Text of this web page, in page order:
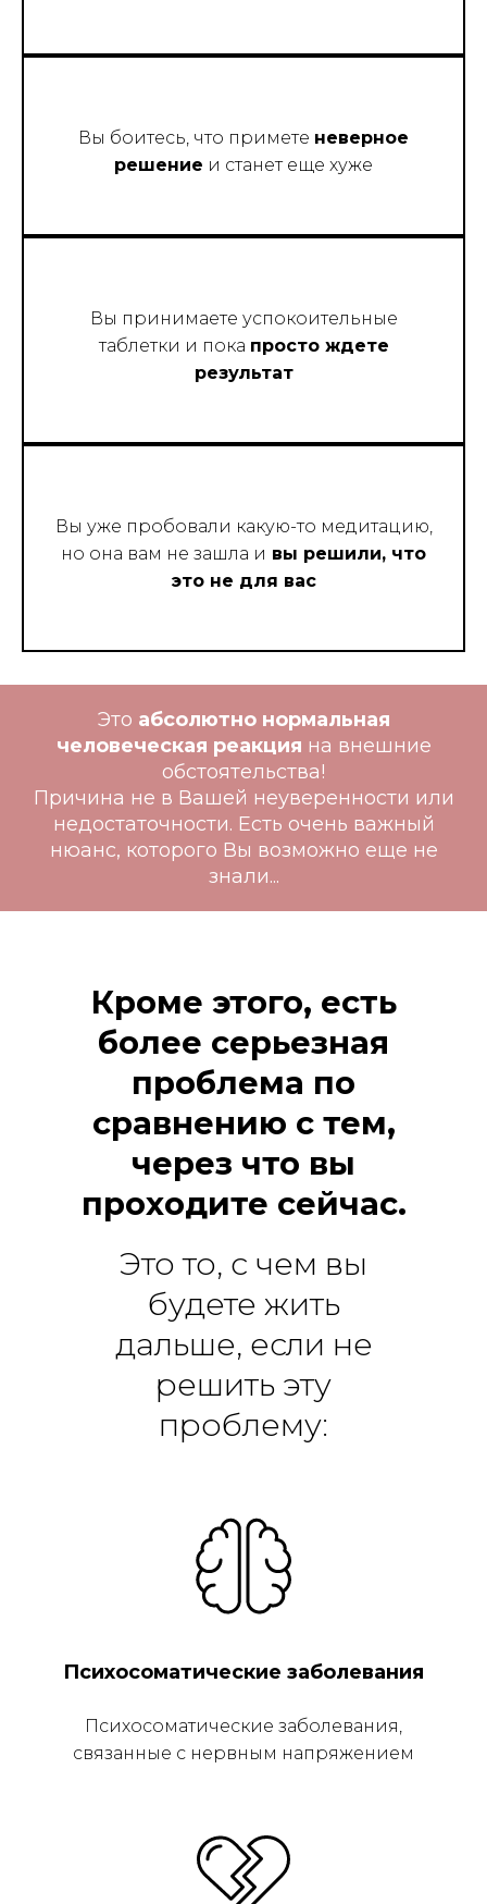
Вы боитесь, что примете неверное
решение и станет еще хуже
Вы принимаете успокоительные
таблетки и пока просто ждете
результат
Вы уже пробовали какую-то медитацию,
но она вам не зашла и вы решили, что
это не для вас
Это абсолютно нормальная
человеческая реакция на внешние
обстоятельства!
Причина не в Вашей неуверенности или
недостаточности. Есть очень важный
нюанс, которого Вы возможно еще не
знали...
Кроме этого, есть
более серьезная
проблема по
сравнению с тем,
через что вы
проходите сейчас.
Это то, с чем вы
будете жить
дальше, если не
решить эту
проблему:
Психосоматические заболевания
Психосоматические заболевания,
связанные с нервным напряжением